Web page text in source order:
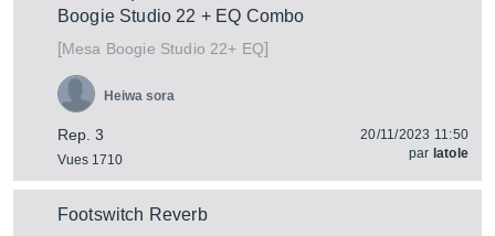
Boogie Studio 22 + EQ Combo
[Mesa Boogie Studio 22+ EQ]
Rep. 3
Vues 1710
Heiwa sora
20/11/2023 11:50
par latole
Footswitch Reverb